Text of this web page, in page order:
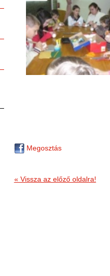
Megosztás
« Vissza az előző oldalra!